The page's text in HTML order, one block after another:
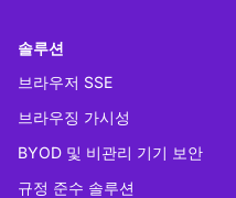
솔루션
브라우저 SSE
브라우징 가시성
BYOD 및 비관리 기기 보안
규정 준수 솔루션